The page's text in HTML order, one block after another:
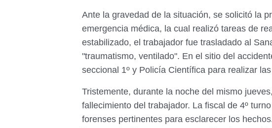
Ante la gravedad de la situación, se solicitó la
emergencia médica, la cual realizó tareas de
estabilizado, el trabajador fue trasladado al
"traumatismo, ventilado". En el sitio del
seccional 1º y Policía Científica para realizar
Tristemente, durante la noche del mismo
fallecimiento del trabajador. La fiscal de 4º
forenses pertinentes para esclarecer los